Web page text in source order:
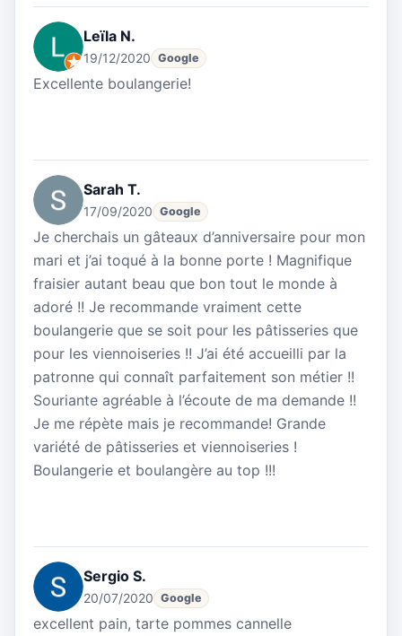
Leïla N.
19/12/2020 Google
Excellente boulangerie!
Sarah T.
17/09/2020 Google
Je cherchais un gâteaux d’anniversaire pour mon
mari et j’ai toqué à la bonne porte ! Magnifique
fraisier autant beau que bon tout le monde à
adoré !! Je recommande vraiment cette
boulangerie que se soit pour les pâtisseries que
pour les viennoiseries !! J’ai été accueilli par la
patronne qui connaît parfaitement son métier !!
Souriante agréable à l’écoute de ma demande !!
Je me répète mais je recommande! Grande
variété de pâtisseries et viennoiseries !
Boulangerie et boulangère au top !!!
Sergio S.
20/07/2020 Google
excellent pain, tarte pommes cannelle